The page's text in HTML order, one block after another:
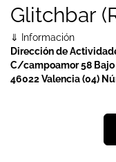
Glitchbar
⇓ Información
Dirección de
C/campoamor 58 Bajo
46022 Valencia (04)